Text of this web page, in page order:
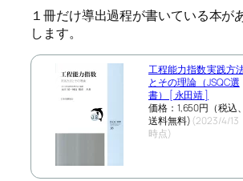
１冊だけ導出過程が書いている本が
します。
工程能力指数 実践方
とその理論 （JSQC選
書） [ 永田靖 ]
価格：1,650円（税込、
送料無料) (2023/4/13
時点)